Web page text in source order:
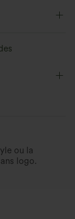
ou la
logo.